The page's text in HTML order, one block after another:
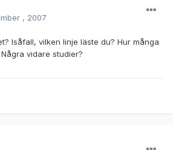
, 2007
Isåfall, vilken linje läste du? Hur många
vidare studier?